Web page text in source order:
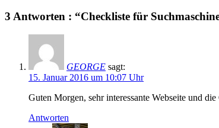
3 Antworten : “Checkliste für
GEORGE sagt:
15. Januar 2016 um 10:07 Uhr
Guten Morgen, sehr interessante Webseite und
Antworten